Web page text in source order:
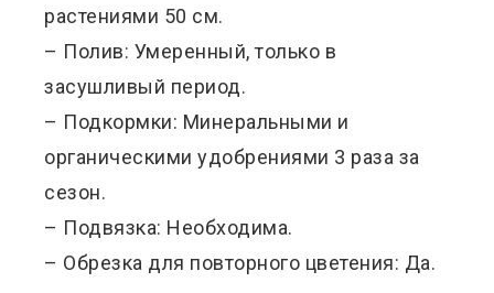
растениями 50 см.
– Полив: Умеренный, только в
засушливый период.
– Подкормки: Минеральными и
органическими удобрениями 3 раза за
сезон.
– Подвязка: Необходима.
– Обрезка для повторного цветения: Да.